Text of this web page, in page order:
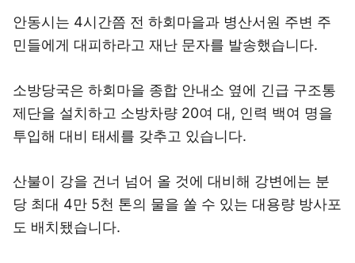
안동시는 4시간쯤 전 하회마을과 병산서원 주변 주
민들에게 대피하라고 재난 문자를 발송했습니다.
소방당국은 하회마을 종합 안내소 옆에 긴급 구조통
제단을 설치하고 소방차량 20여 대, 인력 백여 명을
투입해 대비 태세를 갖추고 있습니다.
산불이 강을 건너 넘어 올 것에 대비해 강변에는 분
당 최대 4만 5천 톤의 물을 쏠 수 있는 대용량 방사포
도 배치됐습니다.